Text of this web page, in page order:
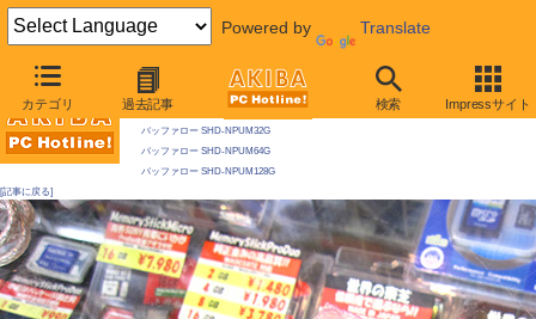
Powered by Translate
カテゴリ 過去記事 検索 Impressサイト
AKIBA PC Hotline! 2009年5月2日号
今週見つけた新製品：ハードディスク
バッファロー SHD-NPUM32G
バッファロー SHD-NPUM64G
バッファロー SHD-NPUM128G
[記事に戻る]